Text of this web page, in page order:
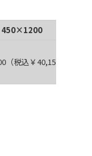
450×1200
（税込￥40,150）